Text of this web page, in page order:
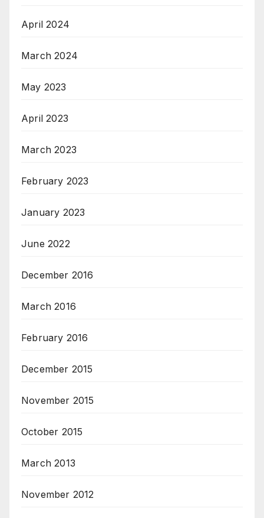
April 2024
March 2024
May 2023
April 2023
March 2023
February 2023
January 2023
June 2022
December 2016
March 2016
February 2016
December 2015
November 2015
October 2015
March 2013
November 2012